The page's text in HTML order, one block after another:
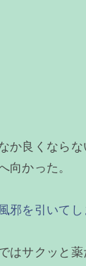
か良くなら
向かった。
邪を引いてし
はサクッと